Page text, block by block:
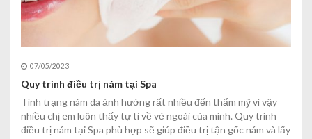
07/05/2023
Quy trình điều trị nám tại Spa
Tình trạng nám da ảnh hưởng rất nhiều đến thẩm mỹ vì vậy
nhiều chị em luôn thấy tự ti về vẻ ngoài của mình. Quy trình
điều trị nám tại Spa phù hợp sẽ giúp điều trị tận gốc nám và lấy